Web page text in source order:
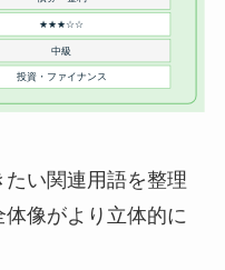
い関連用語を整理
体像がより立体的に